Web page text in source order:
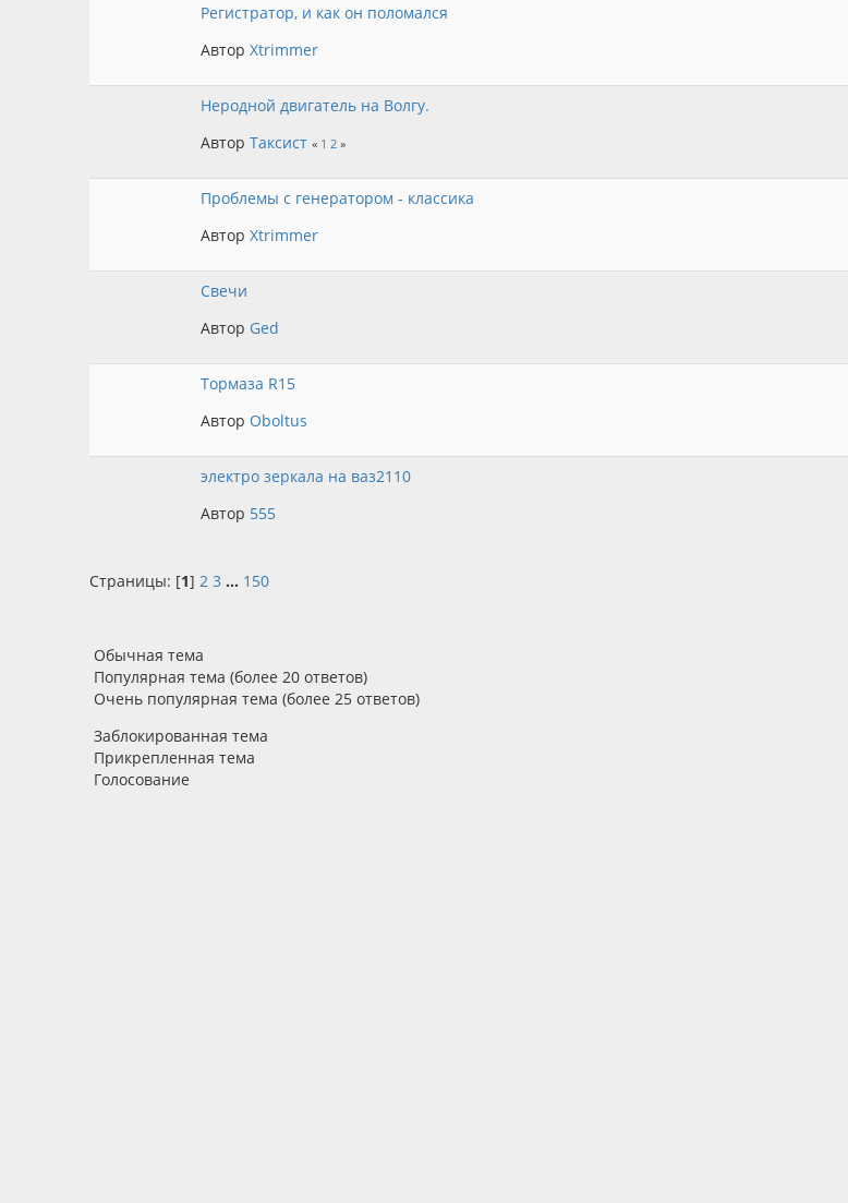
Регистратор, и как он поломался
АвторXtrimmer
Неродной двигатель на Волгу.
АвторТаксист « 1 2 »
Проблемы с генератором - классика
АвторXtrimmer
Свечи
Автор Ged
Тормаза R15
Автор Oboltus
электро зеркала на ваз2110
Автор 555
Страницы: [1] 2 3 ... 150
Обычная тема
Популярная тема (более 20 ответов)
Очень популярная тема (более 25 ответов)
Заблокированная тема
Прикрепленная тема
Голосование